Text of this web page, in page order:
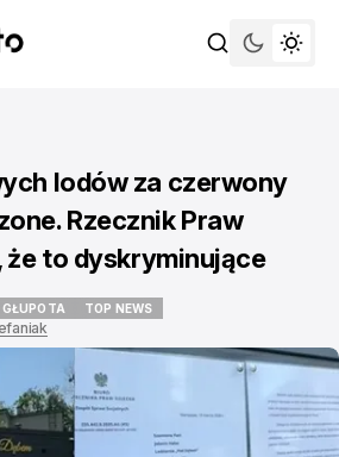
lodów za czerwony
Rzecznik Praw
że to dyskryminujące
TOP NEWS